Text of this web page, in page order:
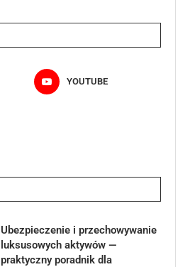
YOUTUBE
Ubezpieczenie i przechowywanie
luksusowych aktywów —
praktyczny poradnik dla